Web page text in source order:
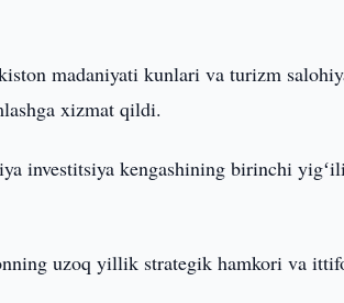
madaniyati kunlari va turizm
xizmat qildi.
investitsiya kengashining birinchi
uzoq yillik strategik hamkori va